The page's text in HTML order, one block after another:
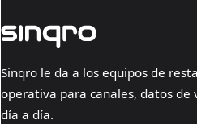
Sinqro le da a los equipos de
operativa para canales, datos de
día a día.